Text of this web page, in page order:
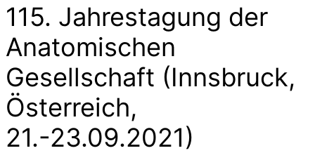
115. Jahrestagung der
Anatomischen
Gesellschaft (Innsbruck,
Österreich,
21.-23.09.2021)